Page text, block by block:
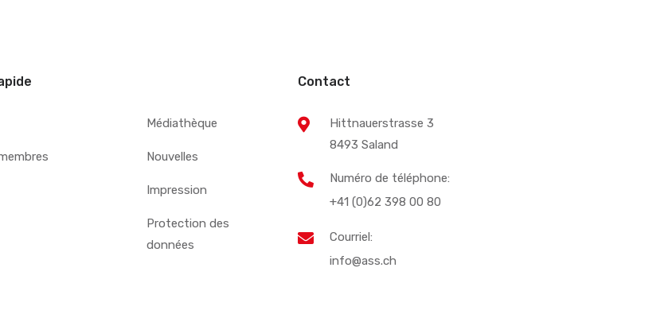
Médiathèque
Nouvelles
Impression
Protection des
données
Contact
Hittnauerstrasse 3
8493 Saland
Numéro de téléphone:
+41 (0)62 398 00 80
Courriel:
info@ass.ch